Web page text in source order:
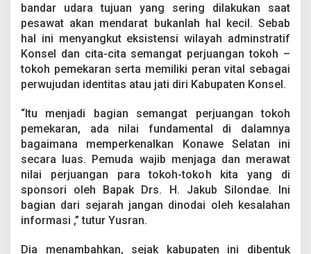
A
i
G
r
o
u
bandar udara tujuan yang sering dilakukan saat
pesawat akan mendarat bukanlah hal kecil. Sebab
hal ini menyangkut eksistensi wilayah adminstratif
Konsel dan cita-cita semangat perjuangan tokoh –
tokoh pemekaran serta memiliki peran vital sebagai
perwujudan identitas atau jati diri Kabupaten Konsel.
“Itu menjadi bagian semangat perjuangan tokoh
pemekaran, ada nilai fundamental di dalamnya
bagaimana memperkenalkan Konawe Selatan ini
secara luas. Pemuda wajib menjaga dan merawat
nilai perjuangan para tokoh-tokoh kita yang di
sponsori oleh Bapak Drs. H. Jakub Silondae. Ini
bagian dari sejarah jangan dinodai oleh kesalahan
informasi ,” tutur Yusran.
Dia menambahkan, sejak kabupaten ini dibentuk